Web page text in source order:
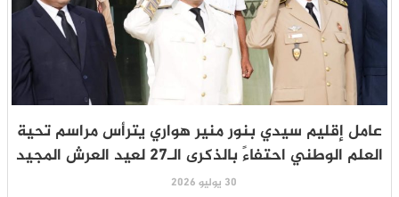
عامل إقليم سيدي بنور منير هواري يترأس مراسم تحية
العلم الوطني احتفاءً بالذكرى الـ27 لعيد العرش المجيد
30 يوليو 2026